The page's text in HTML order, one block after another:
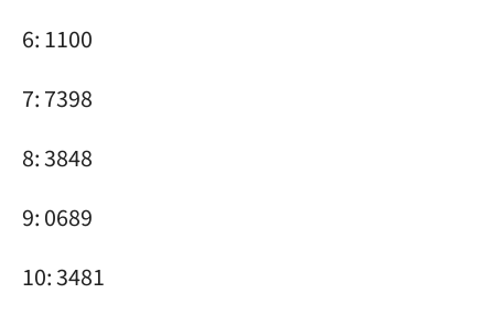
6: 1100
7: 7398
8: 3848
9: 0689
10: 3481